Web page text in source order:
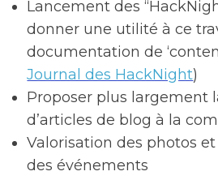
Lancement des
donner une utilité à ce
documentation de
Journal des HackNight)
Proposer plus largement
d’articles de blog à la
Valorisation des photos
des événements